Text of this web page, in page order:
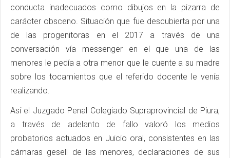
conducta inadecuados como dibujos en la pizarra de
carácter obsceno. Situación que fue descubierta por una
de las progenitoras en el 2017 a través de una
conversación vía messenger en el que una de las
menores le pedía a otra menor que le cuente a su madre
sobre los tocamientos que el referido docente le venía
realizando.
Así el Juzgado Penal Colegiado Supraprovincial de Piura,
a través de adelanto de fallo valoró los medios
probatorios actuados en Juicio oral, consistentes en las
cámaras gesell de las menores, declaraciones de sus